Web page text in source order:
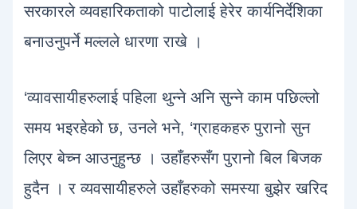
सरकारले व्यवहारिकताको पाटोलाई हेरेर कार्यनिर्देशिका
बनाउनुपर्ने मल्लले धारणा राखे ।
‘व्यावसायीहरुलाई पहिला थुन्ने अनि सुन्ने काम पछिल्लो
समय भइरहेको छ, उनले भने, ‘ग्राहकहरु पुरानो सुन
लिएर बेच्न आउनुहुन्छ । उहाँहरुसँग पुरानो बिल बिजक
हुदैन । र व्यवसायीहरुले उहाँहरुको समस्या बुझेर खरिद